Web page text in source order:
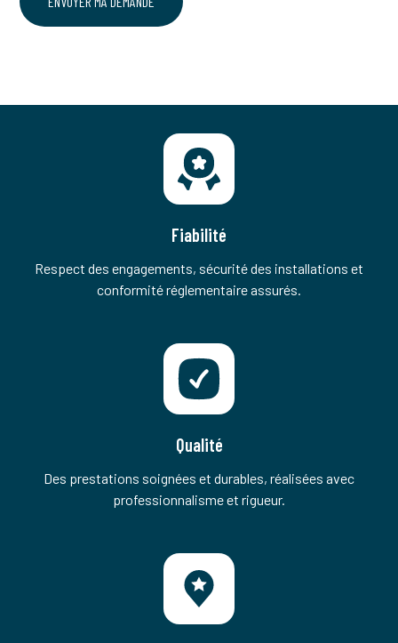
Fiabilité
Respect des engagements, sécurité des installations et
conformité réglementaire assurés.
Qualité
Des prestations soignées et durables, réalisées avec
professionnalisme et rigueur.